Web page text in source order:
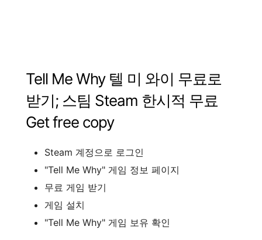
Tell Me Why 텔 미 와이 무료로
받기; 스팀 Steam 한시적 무료
Get free copy
Steam 계정으로 로그인
"Tell Me Why" 게임 정보 페이지
무료 게임 받기
게임 설치
"Tell Me Why" 게임 보유 확인